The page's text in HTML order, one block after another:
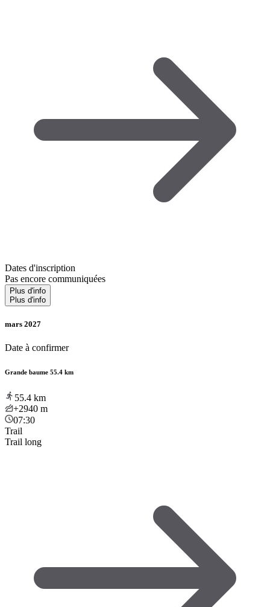
Dates d'inscription
Pas encore communiquées
Plus d'info
Plus d'info
mars 2027
Date à confirmer
Grande baume 55.4 km
55.4 km
+2940 m
07:30
Trail
Trail long